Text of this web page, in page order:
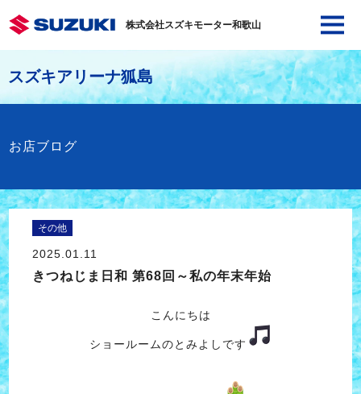
株式会社スズキモーター和歌山
スズキアリーナ狐島
お店ブログ
その他
2025.01.11
きつねじま日和 第68回～私の年末年始
こんにちは
ショールームのとみよしです